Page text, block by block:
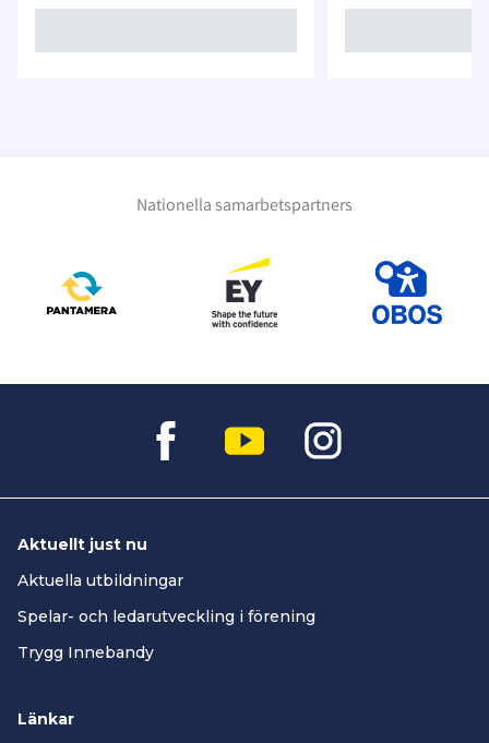
Nationella samarbetspartners
Aktuellt just nu
Aktuella utbildningar
Spelar- och ledarutveckling i förening
Trygg Innebandy
Länkar